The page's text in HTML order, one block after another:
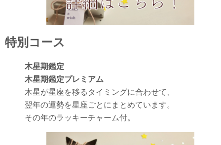
特別コース
木星期鑑定
木星期鑑定プレミアム
木星が星座を移るタイミングに合わせて、
翌年の運勢を星座ごとにまとめています。
その年のラッキーチャーム付。